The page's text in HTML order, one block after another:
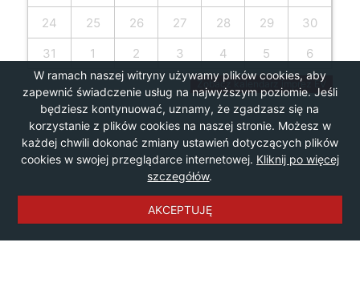
W ramach naszej witryny używamy plików cookies, aby
zapewnić świadczenie usług na najwyższym poziomie. Jeśli
będziesz kontynuować, uznamy, że zgadzasz się na
korzystanie z plików cookies na naszej stronie. Możesz w
każdej chwili dokonać zmiany ustawień dotyczących plików
cookies w swojej przeglądarce internetowej. Kliknij po więcej
szczegółów.
AKCEPTUJĘ
24 25 26 27 28 29 30
31 1 2 3 4 5 6
Zobacz kalendarz imprez EV